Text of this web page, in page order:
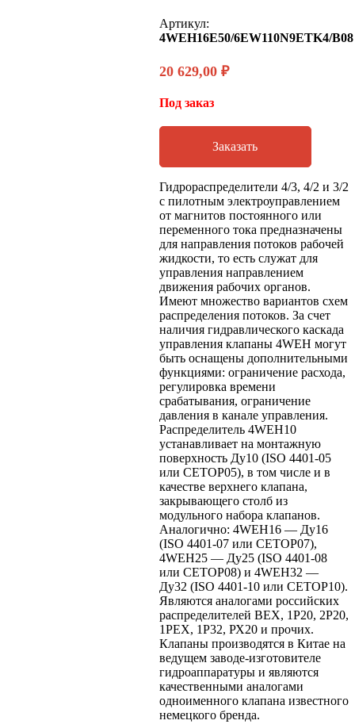
Артикул:
4WEH16E50/6EW110N9ETK4/B08
20 629,00 ₽
Под заказ
Заказать
Гидрораспределители 4/3, 4/2 и 3/2
с пилотным электроуправлением
от магнитов постоянного или
переменного тока предназначены
для направления потоков рабочей
жидкости, то есть служат для
управления направлением
движения рабочих органов.
Имеют множество вариантов схем
распределения потоков. За счет
наличия гидравлического каскада
управления клапаны 4WEH могут
быть оснащены дополнительными
функциями: ограничение расхода,
регулировка времени
срабатывания, ограничение
давления в канале управления.
Распределитель 4WEH10
устанавливает на монтажную
поверхность Ду10 (ISO 4401-05
или CETOP05), в том числе и в
качестве верхнего клапана,
закрывающего столб из
модульного набора клапанов.
Аналогично: 4WEH16 — Ду16
(ISO 4401-07 или CETOP07),
4WEH25 — Ду25 (ISO 4401-08
или CETOP08) и 4WEH32 —
Ду32 (ISO 4401-10 или CETOP10).
Являются аналогами российских
распределителей ВЕХ, 1Р20, 2Р20,
1РЕХ, 1Р32, РХ20 и прочих.
Клапаны производятся в Китае на
ведущем заводе-изготовителе
гидроаппаратуры и являются
качественными аналогами
одноименного клапана известного
немецкого бренда.